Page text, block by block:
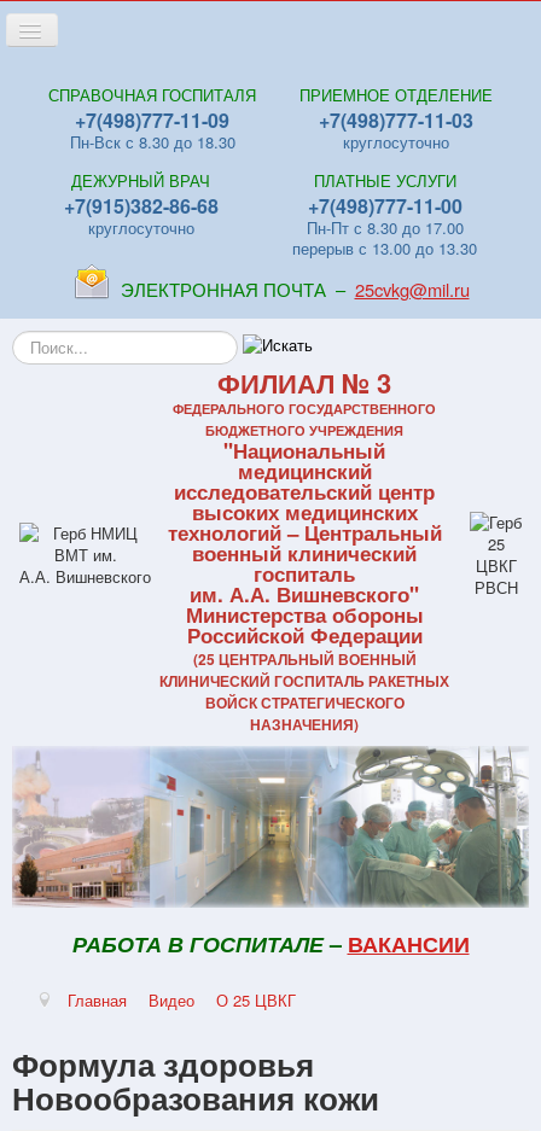
Переключить
навигацию
Новости
Отделения
Поликлиники
Контакты
Видео
СПРАВОЧНАЯ ГОСПИТАЛЯ
+7(498)777-11-09
Пн-Вск с 8.30 до 18.30
ПРИЕМНОЕ ОТДЕЛЕНИЕ
+7(498)777-11-03
круглосуточно
ДЕЖУРНЫЙ ВРАЧ
+7(915)382-86-68
круглосуточно
ПЛАТНЫЕ УСЛУГИ
+7(498)777-11-00
Пн-Пт с 8.30 до 17.00
перерыв с 13.00 до 13.30
ЭЛЕКТРОННАЯ ПОЧТА – 25cvkg@mil.ru
Искать...
ФИЛИАЛ № 3
ФЕДЕРАЛЬНОГО ГОСУДАРСТВЕННОГО
БЮДЖЕТНОГО УЧРЕЖДЕНИЯ
"Национальный
медицинский
исследовательский центр
высоких медицинских
технологий – Центральный
военный клинический
госпиталь
им. А.А. Вишневского"
Министерства обороны
Российской Федерации
(25 ЦЕНТРАЛЬНЫЙ ВОЕННЫЙ
КЛИНИЧЕСКИЙ ГОСПИТАЛЬ РАКЕТНЫХ
ВОЙСК СТРАТЕГИЧЕСКОГО
НАЗНАЧЕНИЯ)
РАБОТА В ГОСПИТАЛЕ– ВАКАНСИИ
Главная Видео О 25 ЦВКГ
Формула здоровья
Новообразования кожи